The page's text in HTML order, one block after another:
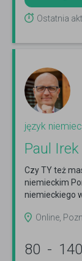
Ostatnia
język
Paul
Czy TY też
niemieckim
niemieckiego
Online,
80 - 140